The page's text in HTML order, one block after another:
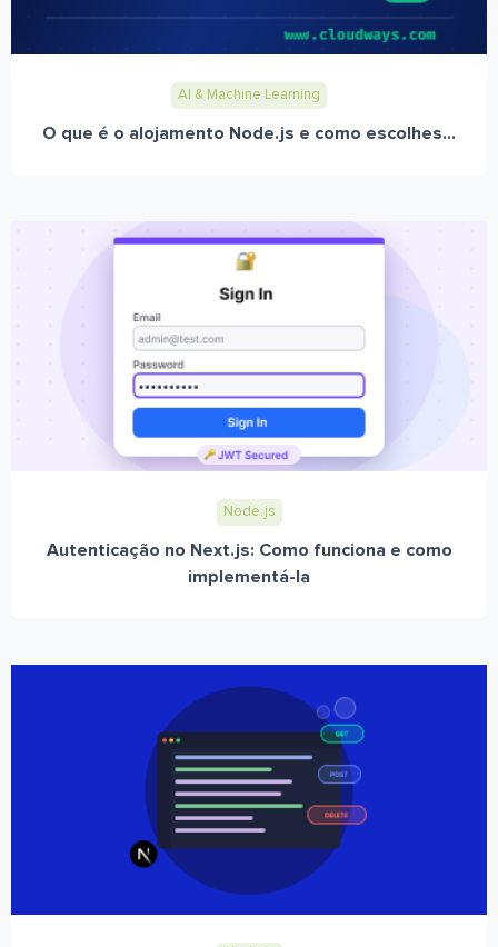
AI & Machine Learning
O que é o alojamento Node.js e como escolhes...
Node.js
Autenticação no Next.js: Como funciona e como
implementá-la